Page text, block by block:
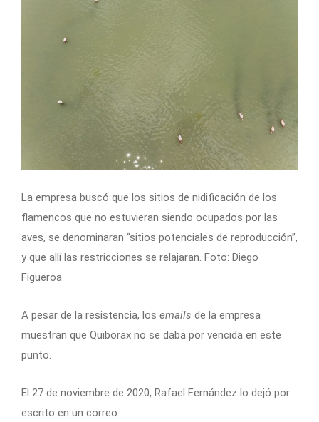
La empresa buscó que los sitios de nidificación de los
flamencos que no estuvieran siendo ocupados por las
aves, se denominaran “sitios potenciales de reproducción”,
y que allí las restricciones se relajaran. Foto: Diego
Figueroa
A pesar de la resistencia, los emails de la empresa
muestran que Quiborax no se daba por vencida en este
punto.
El 27 de noviembre de 2020, Rafael Fernández lo dejó por
escrito en un correo: